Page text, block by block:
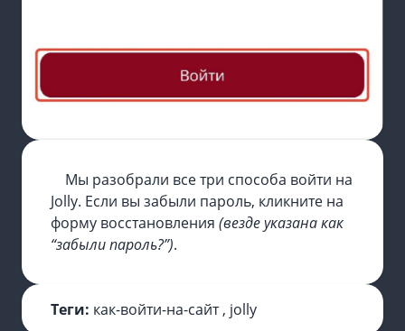
Мы разобрали все три способа войти на
Jolly. Если вы забыли пароль, кликните на
форму восстановления (везде указана как
“забыли пароль?”).
Теги: как-войти-на-сайт, jolly